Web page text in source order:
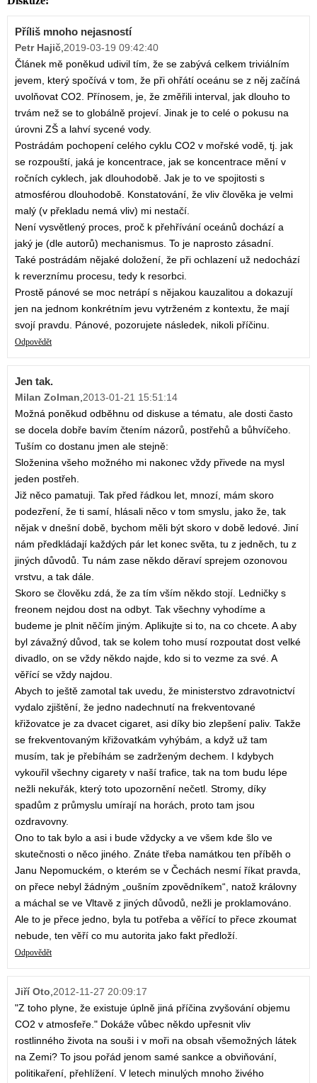
Příliš mnoho nejasností
Petr Hajič 2019-03-19 09:42:40
Článek mě poněkud udivil tím, že se zabývá celkem triviálním
jevem, který spočívá v tom, že při ohřátí oceánu se z něj začíná
uvolňovat CO2. Přínosem, je, že změřili interval, jak dlouho to
trvám než se to globálně projeví. Jinak je to celé o pokusu na
úrovni ZŠ a lahví sycené vody.
Postrádám pochopení celého cyklu CO2 v mořské vodě, tj. jak
se rozpouští, jaká je koncentrace, jak se koncentrace mění v
ročních cyklech, jak dlouhodobě. Jak je to ve spojitosti s
atmosférou dlouhodobě. Konstatování, že vliv člověka je velmi
malý (v překladu nemá vliv) mi nestačí.
Není vysvětlený proces, proč k přehřívání oceánů dochází a
jaký je (dle autorů) mechanismus. To je naprosto zásadní.
Také postrádám nějaké doložení, že při ochlazení už nedochází
k reverznímu procesu, tedy k resorbci.
Prostě pánové se moc netrápí s nějakou kauzalitou a dokazují
jen na jednom konkrétním jevu vytrženém z kontextu, že mají
svojí pravdu. Pánové, pozorujete následek, nikoli příčinu.
Odpovědět
Jen tak.
Milan Zolman 2013-01-21 15:51:14
Možná poněkud odběhnu od diskuse a tématu, ale dosti často
se docela dobře bavím čtením názorů, postřehů a bůhvíčeho.
Tuším co dostanu jmen ale stejně:
Složenina všeho možného mi nakonec vždy přivede na mysl
jeden postřeh.
Již něco pamatuji. Tak před řádkou let, mnozí, mám skoro
podezření, že ti samí, hlásali něco v tom smyslu, jako že, tak
nějak v dnešní době, bychom měli být skoro v době ledové. Jiní
nám předkládají každých pár let konec světa, tu z jedněch, tu z
jiných důvodů. Tu nám zase někdo děraví sprejem ozonovou
vrstvu, a tak dále.
Skoro se člověku zdá, že za tím vším někdo stojí. Ledničky s
freonem nejdou dost na odbyt. Tak všechny vyhodíme a
budeme je plnit něčím jiným. Aplikujte si to, na co chcete. A aby
byl závažný důvod, tak se kolem toho musí rozpoutat dost velké
divadlo, on se vždy někdo najde, kdo si to vezme za své. A
věřící se vždy najdou.
Abych to ještě zamotal tak uvedu, že ministerstvo zdravotnictví
vydalo zjištění, že jedno nadechnutí na frekventované
křižovatce je za dvacet cigaret, asi díky bio zlepšení paliv. Takže
se frekventovaným křižovatkám vyhýbám, a když už tam
musím, tak je přebíhám se zadrženým dechem. I kdybych
vykouřil všechny cigarety v naší trafice, tak na tom budu lépe
nežli nekuřák, který toto upozornění nečetl. Stromy, díky
spadům z průmyslu umírají na horách, proto tam jsou
ozdravovny.
Ono to tak bylo a asi i bude vždycky a ve všem kde šlo ve
skutečnosti o něco jiného. Znáte třeba namátkou ten příběh o
Janu Nepomuckém, o kterém se v Čechách nesmí říkat pravda,
on přece nebyl žádným „oušním zpovědníkem“, natož královny
a máchal se ve Vltavě z jiných důvodů, nežli je proklamováno.
Ale to je přece jedno, byla tu potřeba a věřící to přece zkoumat
nebude, ten věří co mu autorita jako fakt předloží.
Odpovědět
Jiří Oto 2012-11-27 20:09:17
"Z toho plyne, že existuje úplně jiná příčina zvyšování objemu
CO2 v atmosfeře." Dokáže vůbec někdo upřesnit vliv
rostlinného života na souši i v moři na obsah všemožných látek
na Zemi? To jsou pořád jenom samé sankce a obviňování,
politikaření, přehlížení. V letech minulých mnoho živého